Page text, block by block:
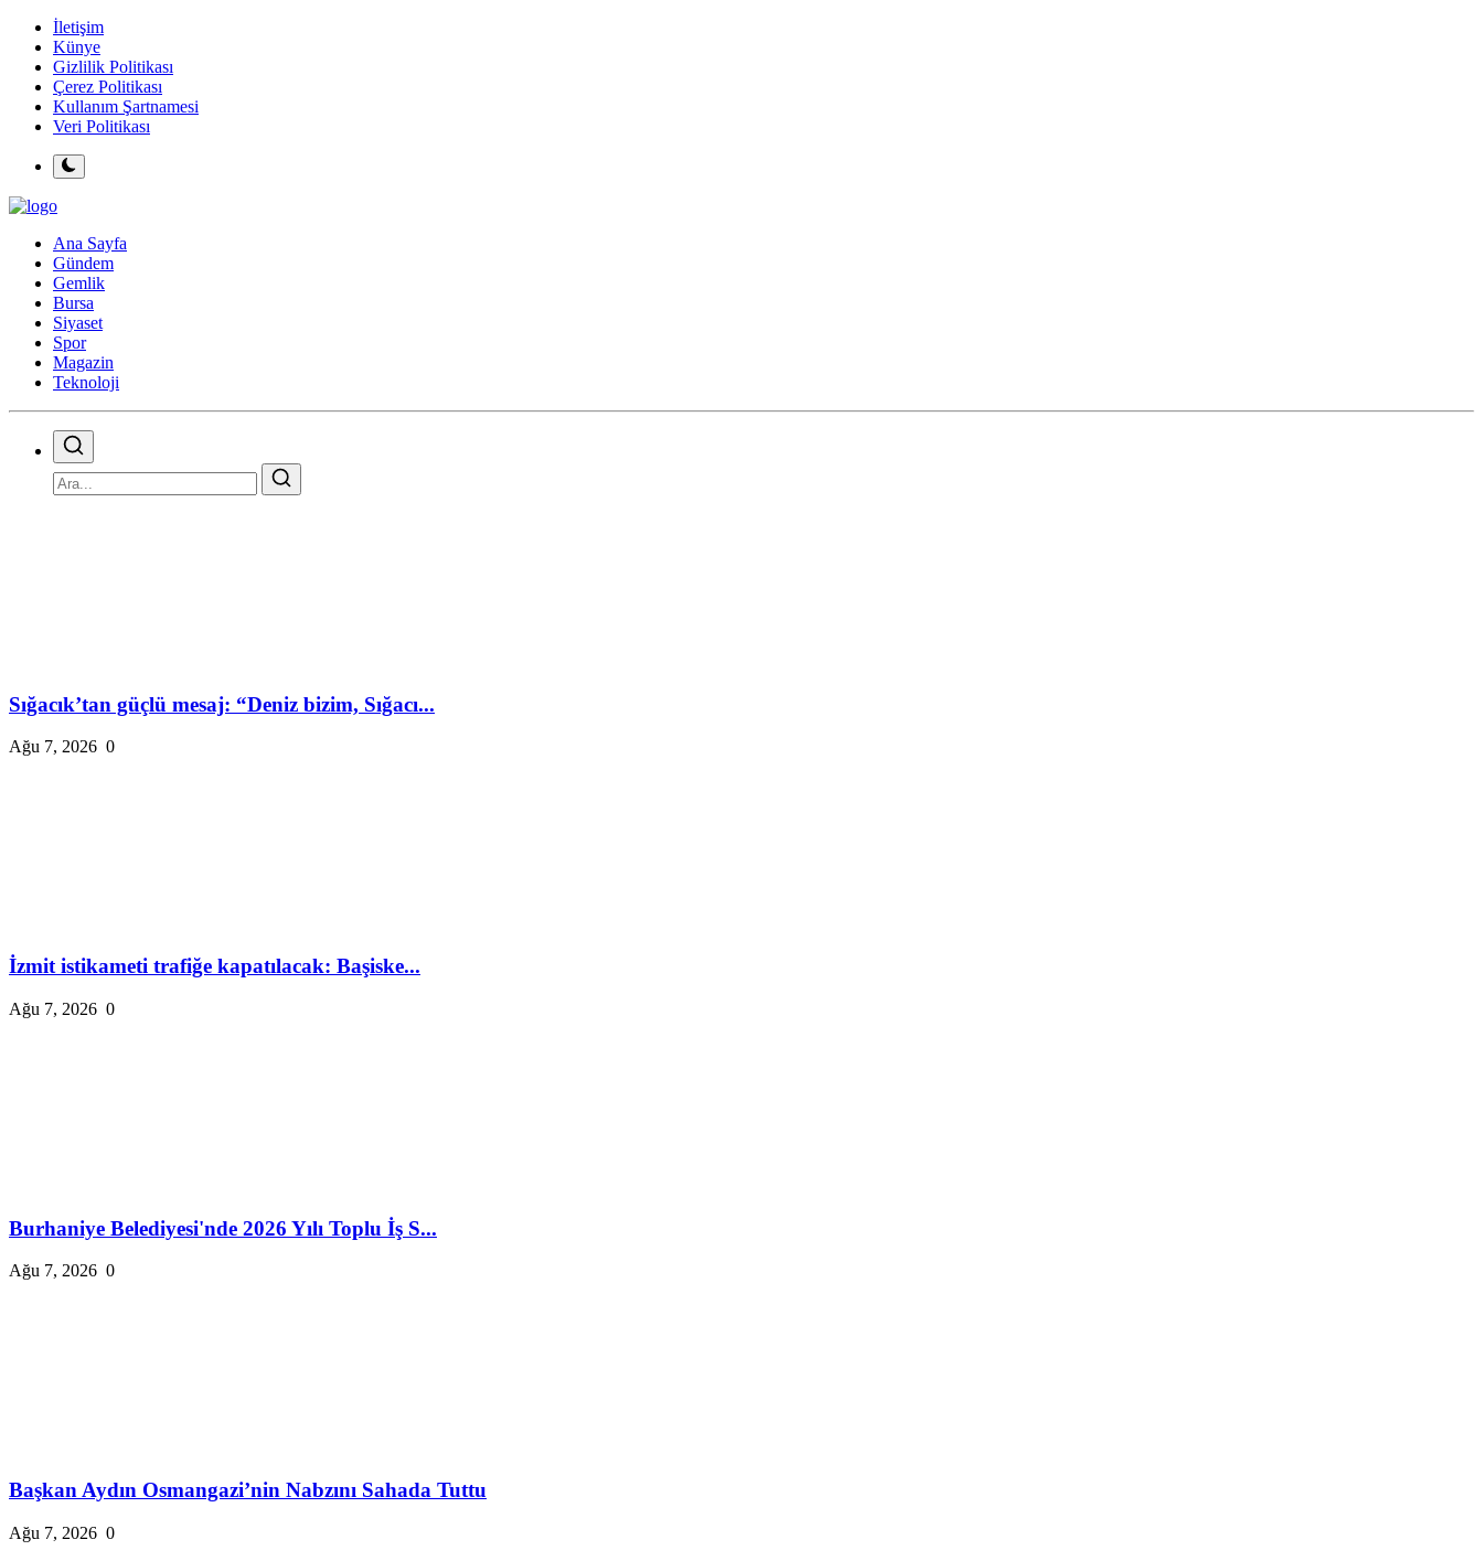
İletişim
Künye
Gizlilik Politikası
Çerez Politikası
Kullanım Şartnamesi
Veri Politikası
Ana Sayfa
Gündem
Gemlik
Bursa
Siyaset
Spor
Magazin
Teknoloji
Sığacık’tan güçlü mesaj: “Deniz bizim, Sığacı...
Ağu 7, 2026 0
İzmit istikameti trafiğe kapatılacak: Başiske...
Ağu 7, 2026 0
Burhaniye Belediyesi'nde 2026 Yılı Toplu İş S...
Ağu 7, 2026 0
Başkan Aydın Osmangazi’nin Nabzını Sahada Tuttu
Ağu 7, 2026 0